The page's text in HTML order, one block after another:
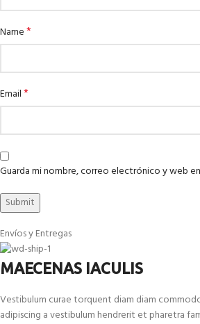
Name*
Email*
Guarda mi nombre, correo electrónico y web
Envíos y Entregas
MAECENAS IACULIS
Vestibulum curae torquent diam diam
adipiscing a vestibulum hendrerit et pharetra